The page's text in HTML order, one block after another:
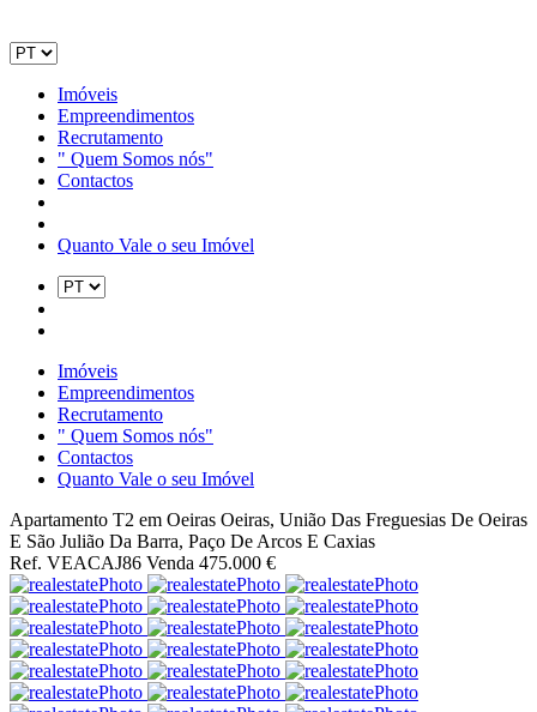
Imóveis
Empreendimentos
Recrutamento
" Quem Somos nós"
Contactos
Quanto Vale o seu Imóvel
Imóveis
Empreendimentos
Recrutamento
" Quem Somos nós"
Contactos
Quanto Vale o seu Imóvel
Apartamento T2 em Oeiras Oeiras, União Das Freguesias De Oeiras
E São Julião Da Barra, Paço De Arcos E Caxias
Ref. VEACAJ86 Venda 475.000 €